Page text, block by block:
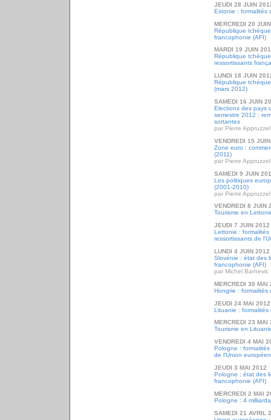
JEUDI 28 JUIN
Estonie : formalités
MERCREDI 20
République
francophonie (AFI)
MARDI 19 JUIN
République
ressortissants
LUNDI 18 JUIN
République
(mars 2012)
SAMEDI 16 JUIN
Elections des pays
semestre 2012 :
sortantes
par Pierre Appruzzel
VENDREDI 15
Zone euro :
(2011)
par Pierre Appruzzel
SAMEDI 9 JUIN
Les politiques
(2001-2010)
par Pierre Appruzzel
VENDREDI 8 JUIN
Tourisme en
JEUDI 7 JUIN 2012
Lettonie :
ressortissants de
LUNDI 4 JUIN 2012
Slovénie : état des
francophonie (AFI)
par Michel Barnevic
MERCREDI 30 MAI
Hongrie : formalités
JEUDI 24 MAI 2012
Lituanie : formalités
MERCREDI 23 MAI
Tourisme en
VENDREDI 4 MAI
Pologne :
de l'Union
JEUDI 3 MAI 2012
Pologne : état des
francophonie (AFI)
MERCREDI 2 MAI
Pologne : 4
SAMEDI 21 AVRIL